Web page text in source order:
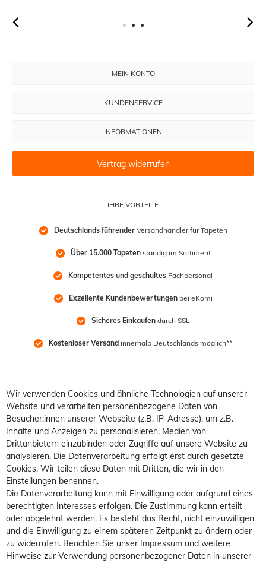
IHRE VORTEILE
Deutschlands führender Versandhändler für Tapeten
Über 15.000 Tapeten ständig im Sortiment
Kompetentes und geschultes Fachpersonal
Exzellente Kundenbewertungen bei eKomi
Sicheres Einkaufen durch SSL
Kostenloser Versand innerhalb Deutschlands möglich**
MEIN KONTO
KUNDENSERVICE
INFORMATIONEN
Vertrag widerrufen
Wir verwenden Cookies und ähnliche Technologien auf unserer
Website und verarbeiten personenbezogene Daten von
Besucher:innen unserer Webseite (z.B. IP-Adresse), um z.B.
Inhalte und Anzeigen zu personalisieren, Medien von
Drittanbietern einzubinden oder Zugriffe auf unsere Website zu
analysieren. Die Datenverarbeitung erfolgt erst durch gesetzte
Cookies. Wir teilen diese Daten mit Dritten, die wir in den
Einstellungen benennen.
Die Datenverarbeitung kann mit Einwilligung oder aufgrund eines
berechtigten Interesses erfolgen. Die Zustimmung kann erteilt
oder abgelehnt werden. Es besteht das Recht, nicht einzuwilligen
und die Einwilligung zu einem späteren Zeitpunkt zu ändern oder
zu widerrufen. Beachten Sie unser Impressum und weitere
Hinweise zur Verwendung personenbezogener Daten in unserer